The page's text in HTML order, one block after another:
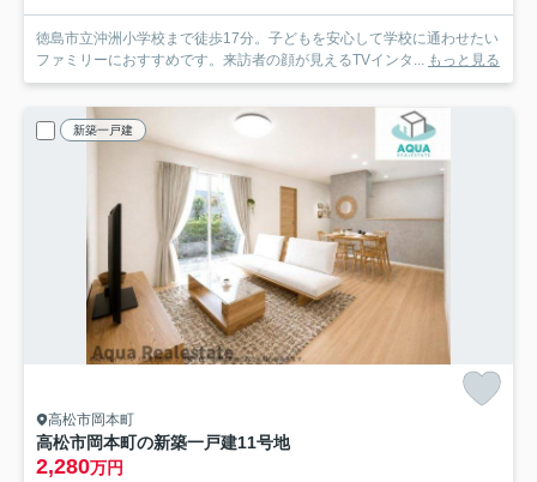
徳島市立沖洲小学校まで徒歩17分。子どもを安心して学校に通わせたい
ファミリーにおすすめです。来訪者の顔が見えるTVインタ... もっと見る
新築一戸建
高松市岡本町
高松市岡本町の新築一戸建11号地
2,280万円